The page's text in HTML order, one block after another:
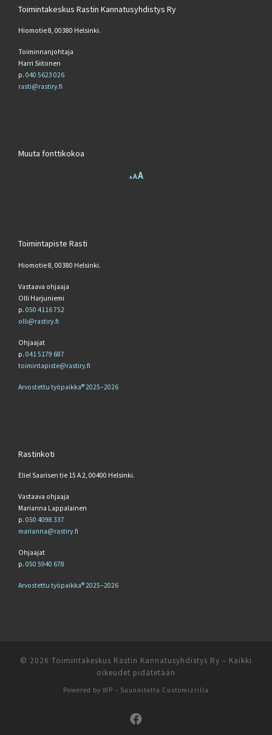
Toimintakeskus Rastin Kannatusyhdistys Ry
Hiomotie 8, 00380 Helsinki.
Toiminnanjohtaja
Harri Siitonen
p. 040 5623 026
rasti@rastiry.fi
Muuta fonttikokoa
A Decrease font size.
AReset font size.
AIncrease font size.
Toimintapiste Rasti
Hiomotie 8, 00380 Helsinki.
Vastaava ohjaaja
Olli Harjuniemi
p. 050 4116 752
olli@rastiry.fi
Ohjaajat
p. 041 5179 687
toimintapiste@rastiry.fi
Arvostettu työpaikka® 2025–2026
Rastinkoti
Eliel Saarisen tie 15 A 2, 00400 Helsinki.
Vastaava ohjaaja
Marianna Lappalainen
p. 050 4098 337
marianna@rastiry.fi
Ohjaajat
p. 050 5940 678
Arvostettu työpaikka® 2025–2026
© 2026 Toimintakeskus Rastin Kannatusyhdistys Ry – Kaikki
oikeudet pidätetään
Powered by WP – Suunniteltu Customizrilla